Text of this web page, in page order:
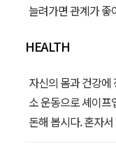
늘려가면 관계가 좋
HEALTH
자신의 몸과 건강에
소 운동으로 셰이프
돈해 봅시다. 혼자